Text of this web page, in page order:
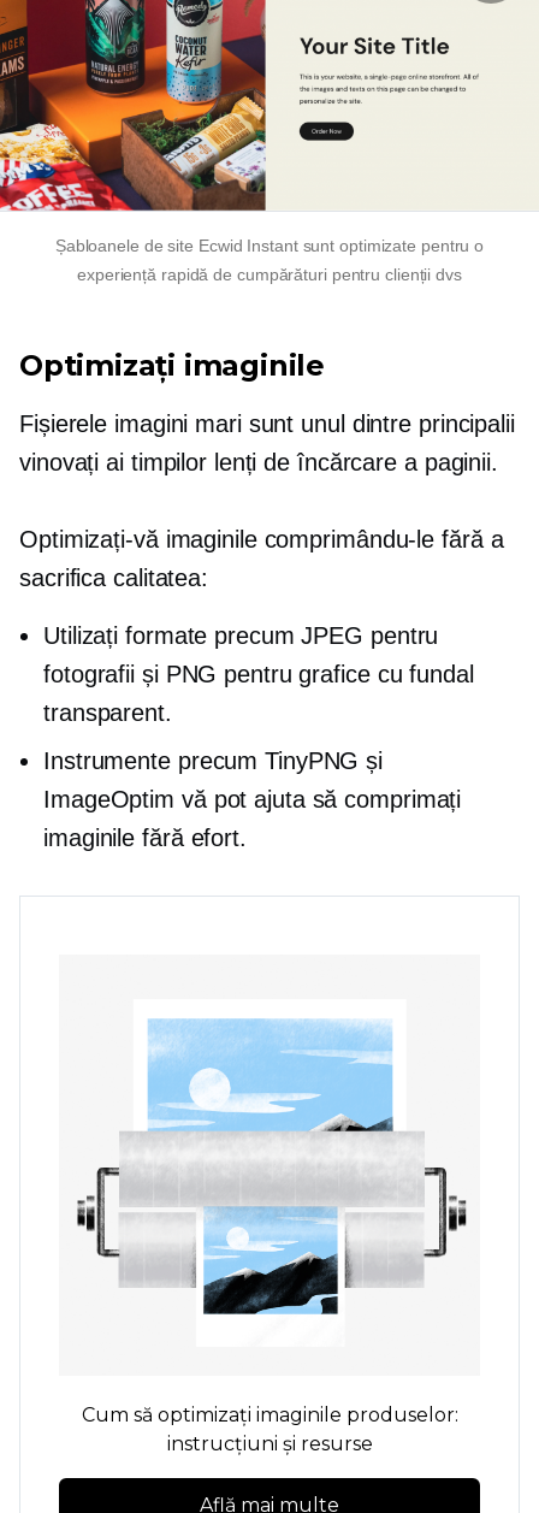
Șabloanele de site Ecwid Instant sunt optimizate pentru o
experiență rapidă de cumpărături pentru clienții dvs
Optimizați imaginile
Fișierele imagini mari sunt unul dintre principalii
vinovați ai timpilor lenți de încărcare a paginii.
Optimizați-vă imaginile comprimându-le fără a
sacrifica calitatea:
Utilizați formate precum JPEG pentru
fotografii și PNG pentru grafice cu fundal
transparent.
Instrumente precum TinyPNG și
ImageOptim vă pot ajuta să comprimați
imaginile fără efort.
Cum să optimizați imaginile produselor:
instrucțiuni și resurse
Află mai multe